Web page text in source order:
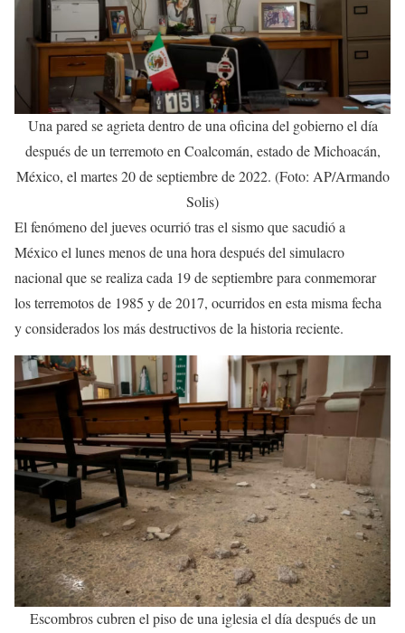
Una pared se agrieta dentro de una oficina del gobierno el día
después de un terremoto en Coalcomán, estado de Michoacán,
México, el martes 20 de septiembre de 2022. (Foto: AP/Armando
Solis)
El fenómeno del jueves ocurrió tras el sismo que sacudió a
México el lunes menos de una hora después del simulacro
nacional que se realiza cada 19 de septiembre para conmemorar
los terremotos de 1985 y de 2017, ocurridos en esta misma fecha
y considerados los más destructivos de la historia reciente.
Escombros cubren el piso de una iglesia el día después de un